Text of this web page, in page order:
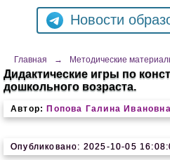
Новости
Главная → Методические
Дидактические игры по
дошкольного возраста.
Автор: Попова Галина Ивановна
Опубликовано: 2025-10-05